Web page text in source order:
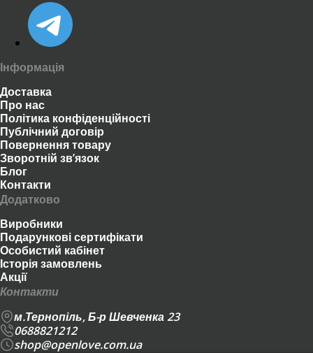
Інформація
Доставка
Про нас
Політика конфіденційності
Публічний договір
Повернення товару
Зворотній зв’язок
Блог
Контакти
Додатково
Виробники
Подарункові сертифікати
Особистий кабінет
Історія замовлень
Акції
Контакти
м.Тернопіль, Б-р Шевченка 23
0688821212
shop@openlove.com.ua